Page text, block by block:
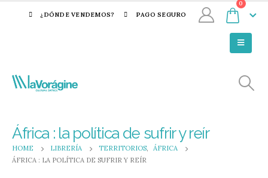
¿DÓNDE VENDEMOS? PAGO SEGURO
0
África : la política de sufrir y reír
HOME LIBRERÍA TERRITORIOS,
ÁFRICA
ÁFRICA : LA POLÍTICA DE SUFRIR Y REÍR